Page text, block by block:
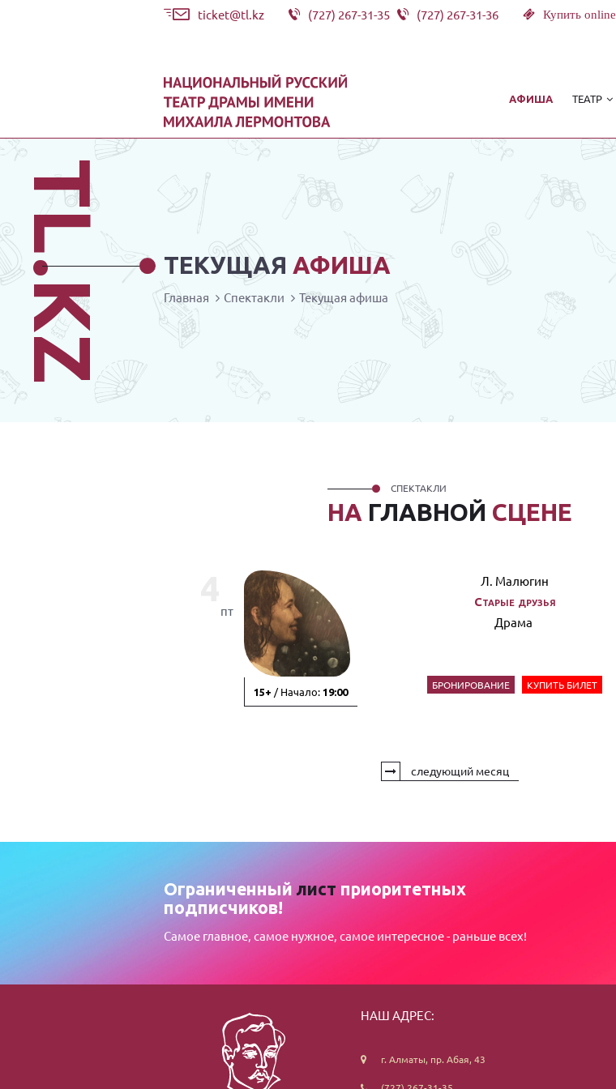
ticket@tl.kz (727) 267-31-35 (727) 267-31-36 Купить online
АФИША ТЕАТР
ТЕКУЩАЯ АФИША
TL.KZ Главная Спектакли Текущая афиша
НА ГЛАВНОЙ СЦЕНЕ
СПЕКТАКЛИ
пт
15+ / Начало: 19:00
Л. Малюгин
Старые друзья
Драма
БРОНИРОВАНИЕ КУПИТЬ БИЛЕТ
следующий месяц
Ограниченныйлист приоритетных
подписчиков!
Самое главное, самое нужное, самое интересное - раньше всех!
НАШ АДРЕС:
г. Алматы, пр. Абая, 43